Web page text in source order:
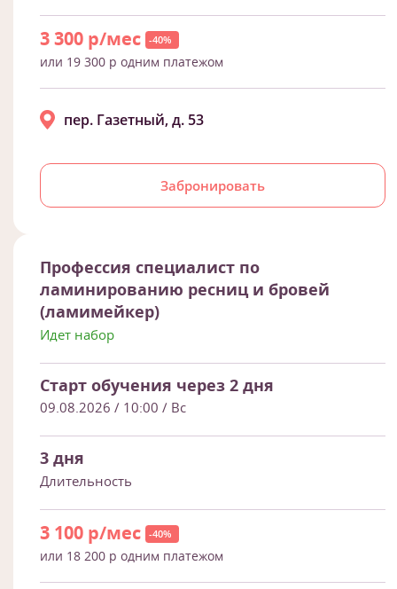
3 300 р/мес -40%
или 19 300 р одним платежом
Забронировать
пер. Газетный, д. 53
Профессия специалист по
ламинированию ресниц и бровей
(ламимейкер)
Идет набор
Старт обучения через 2 дня
09.08.2026 / 10:00 / Вс
3 дня
Длительность
3 100 р/мес -40%
или 18 200 р одним платежом